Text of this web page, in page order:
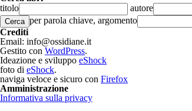
titolo
autore
Cerca per parola chiave, argomento
Crediti
Email: info@ossidiane.it
Gestito con WordPress.
Ideazione e sviluppo eShock
foto di eShock.
naviga veloce e sicuro con Firefox
Amministrazione
Informativa sulla privacy